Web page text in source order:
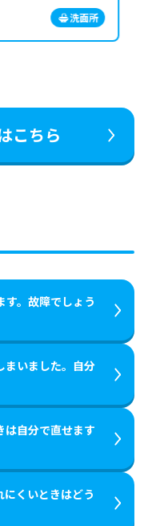
洗面所
こちら
す。故障でしょう
まいました。自分
は自分で直せます
くいときはどう